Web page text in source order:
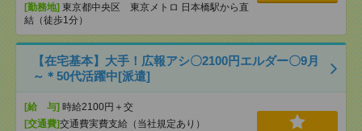
[勤務地] 東京都中央区 東京メトロ 日本橋駅から直
結（徒歩1分）
【在宅基本】大手！広報アシ〇2100円エルダー〇9月
～＊50代活躍中[派遣]
[給 与] 時給2100円＋交
[交通費]交通費実費支給（当社規定あり）